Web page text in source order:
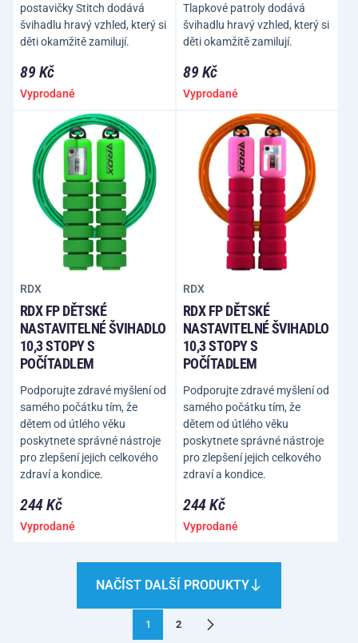
postavičky Stitch dodává
švihadlu hravý vzhled, který si
děti okamžitě zamilují.
89 Kč
Vyprodané
Tlapkové patroly dodává
švihadlu hravý vzhled, který si
děti okamžitě zamilují.
89 Kč
Vyprodané
RDX
RDX FP DĚTSKÉ
NASTAVITELNÉ ŠVIHADLO
10,3 STOPY S
POČÍTADLEM
Podporujte zdravé myšlení od
samého počátku tím, že
dětem od útlého věku
poskytnete správné nástroje
pro zlepšení jejich celkového
zdraví a kondice.
244 Kč
Vyprodané
RDX
RDX FP DĚTSKÉ
NASTAVITELNÉ ŠVIHADLO
10,3 STOPY S
POČÍTADLEM
Podporujte zdravé myšlení od
samého počátku tím, že
dětem od útlého věku
poskytnete správné nástroje
pro zlepšení jejich celkového
zdraví a kondice.
244 Kč
Vyprodané
NAČÍST DALŠÍ PRODUKTY
1 2